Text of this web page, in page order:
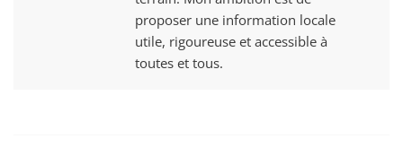
proposer une information locale
utile, rigoureuse et accessible à
toutes et tous.